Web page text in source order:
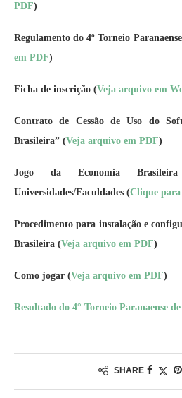
PDF)
Regulamento do 4º Torneio
em PDF)
Ficha de inscrição (Veja arquivo em
Contrato de Cessão de Uso do
Brasileira” (Veja arquivo em PDF)
Jogo da Economia
Universidades/Faculdades (Clique
Procedimento para instalação e
Brasileira (Veja arquivo em PDF)
Como jogar (Veja arquivo em PDF)
Resultado do 4° Torneio Paranaense
SHARE